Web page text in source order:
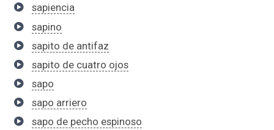
sapiencia
sapino
sapito de antifaz
sapito de cuatro ojos
sapo
sapo arriero
sapo de pecho espinoso